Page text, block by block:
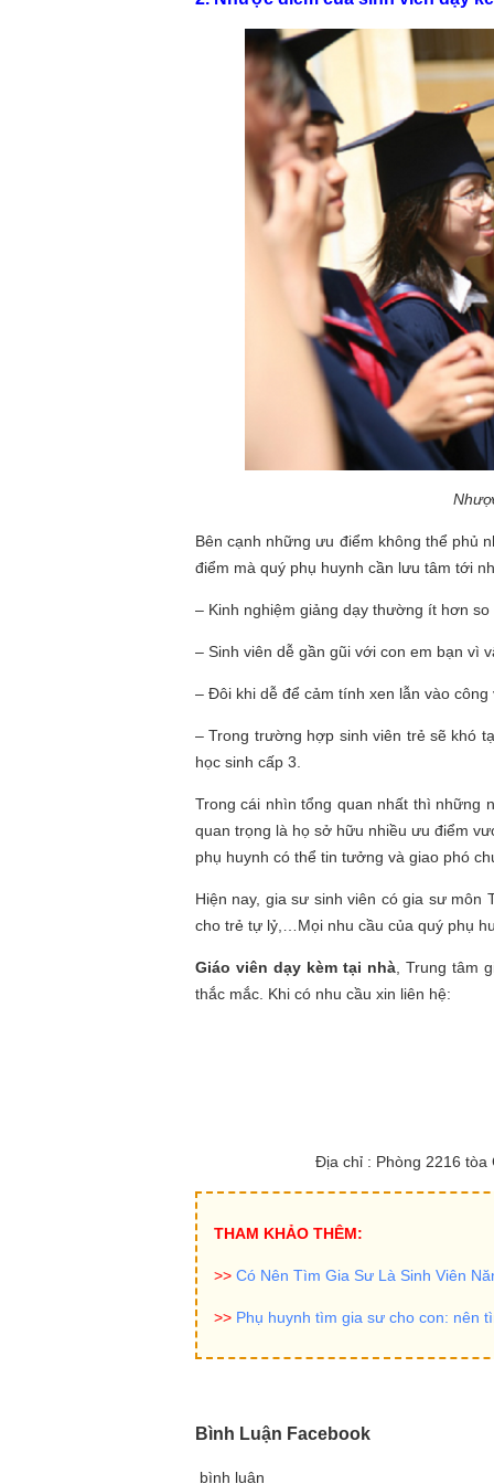
Bên cạnh những ưu điểm không thể phủ
điểm mà quý phụ huynh cần lưu tâm tới
– Kinh nghiệm giảng dạy thường ít hơn
– Sinh viên dễ gần gũi với con em bạn vì
– Đôi khi dễ để cảm tính xen lẫn vào công
– Trong trường hợp sinh viên trẻ sẽ khó
học sinh cấp 3.
Trong cái nhìn tổng quan nhất thì những
quan trọng là họ sở hữu nhiều ưu điểm
phụ huynh có thể tin tưởng và giao phó
Hiện nay, gia sư sinh viên có gia sư
cho trẻ tự lỷ,…Mọi nhu cầu của quý phụ
Giáo viên dạy kèm tại nhà, Trung tâm
thắc mắc. Khi có nhu cầu xin liên hệ:
Địa chỉ : Phòng 2216 tòa
THAM KHẢO THÊM:
>> Có Nên Tìm Gia Sư Là Sinh Viên
>> Phụ huynh tìm gia sư cho con: nên
Bình Luận Facebook
bình luận